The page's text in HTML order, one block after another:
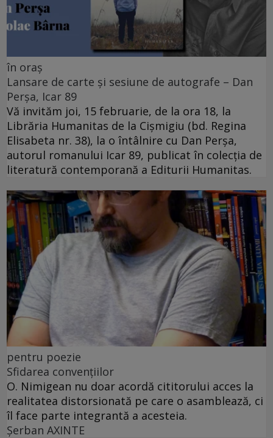
în oraș
Lansare de carte și sesiune de autografe – Dan
Perșa, Icar 89
Vă invităm joi, 15 februarie, de la ora 18, la
Librăria Humanitas de la Cişmigiu (bd. Regina
Elisabeta nr. 38), la o întâlnire cu Dan Perșa,
autorul romanului Icar 89, publicat în colecția de
literatură contemporană a Editurii Humanitas.
pentru poezie
Sfidarea convențiilor
O. Nimigean nu doar acordă cititorului acces la
realitatea distorsionată pe care o asamblează, ci
îl face parte integrantă a acesteia.
Şerban AXINTE